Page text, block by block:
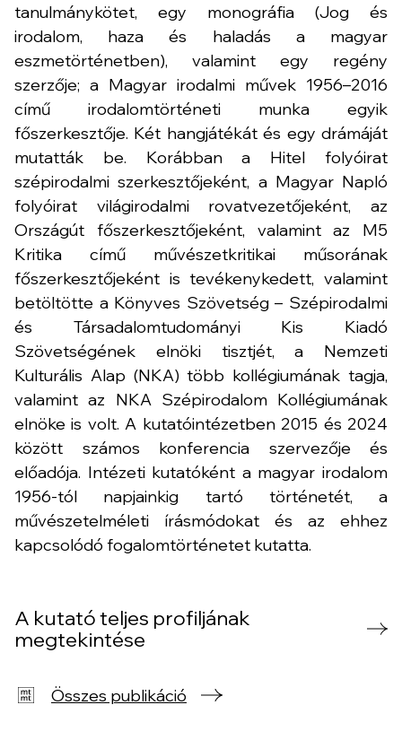
tanulmánykötet, egy monográfia (Jog és
irodalom, haza és haladás a magyar
eszmetörténetben), valamint egy regény
szerzője; a Magyar irodalmi művek 1956–2016
című irodalomtörténeti munka egyik
főszerkesztője. Két hangjátékát és egy drámáját
mutatták be. Korábban a Hitel folyóirat
szépirodalmi szerkesztőjeként, a Magyar Napló
folyóirat világirodalmi rovatvezetőjeként, az
Országút főszerkesztőjeként, valamint az M5
Kritika című művészetkritikai műsorának
főszerkesztőjeként is tevékenykedett, valamint
betöltötte a Könyves Szövetség – Szépirodalmi
és Társadalomtudományi Kis Kiadó
Szövetségének elnöki tisztjét, a Nemzeti
Kulturális Alap (NKA) több kollégiumának tagja,
valamint az NKA Szépirodalom Kollégiumának
elnöke is volt. A kutatóintézetben 2015 és 2024
között számos konferencia szervezője és
előadója. Intézeti kutatóként a magyar irodalom
1956-tól napjainkig tartó történetét, a
művészetelméleti írásmódokat és az ehhez
kapcsolódó fogalomtörténetet kutatta.
A kutató teljes profiljának
megtekintése
Összes publikáció